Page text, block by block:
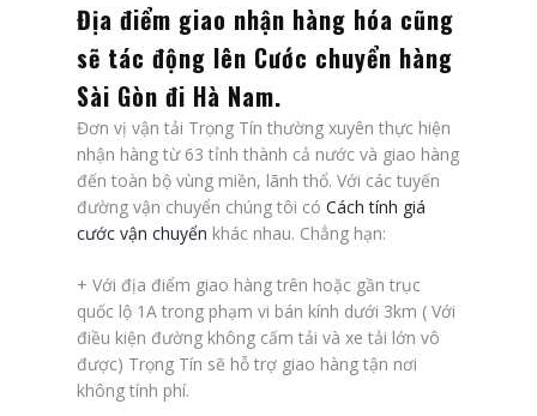
Địa điểm giao nhận hàng hóa cũng
sẽ tác động lên Cước chuyển hàng
Sài Gòn đi Hà Nam.
Đơn vị vận tải Trọng Tín thường xuyên thực hiện
nhận hàng từ 63 tỉnh thành cả nước và giao hàng
đến toàn bộ vùng miền, lãnh thổ. Với các tuyến
đường vận chuyển chúng tôi có Cách tính giá
cước vận chuyển khác nhau. Chẳng hạn:
+ Với địa điểm giao hàng trên hoặc gần trục
quốc lộ 1A trong phạm vi bán kính dưới 3km ( Với
điều kiện đường không cấm tải và xe tải lớn vô
được) Trọng Tín sẽ hỗ trợ giao hàng tận nơi
không tính phí.